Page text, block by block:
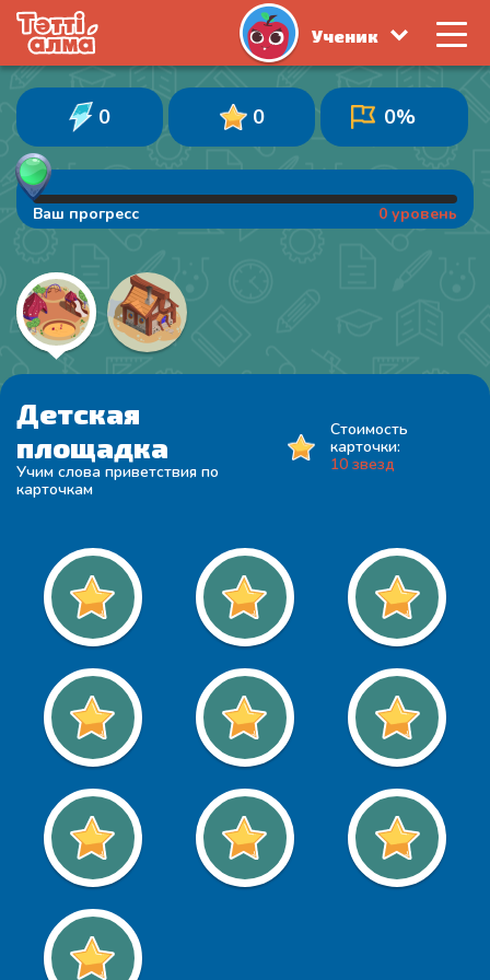
0 0
Ваш прогресс 0 уровень
0%
Ученик
Детская
площадка
Учим слова приветствия по
карточкам
Стоимость
карточки:
10 звезд